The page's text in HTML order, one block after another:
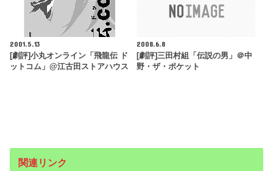
2001.5.13
[劇評]小丸オンライン「飛龍伝 ド
ットコム」@江古田ストアハウス
2008.6.8
[劇評]三田村組「伝説の男」＠中
野・ザ・ポケット
関連リンク